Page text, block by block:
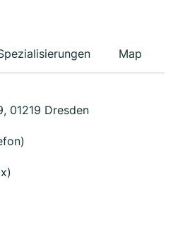
Map
01219 Dresden